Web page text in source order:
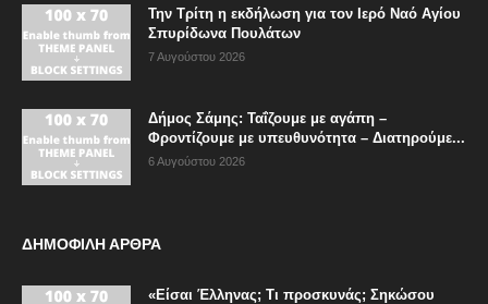
Την Τρίτη η εκδήλωση για τον Ιερό Ναό Αγίου
Σπυρίδωνα Πουλάτων
7 Αυγούστου 2026
Δήμος Σάμης: Ταΐζουμε με αγάπη –
Φροντίζουμε με υπευθυνότητα – Διατηρούμε...
6 Αυγούστου 2026
ΔΗΜΟΦΙΛΗ ΑΡΘΡΑ
«Είσαι Έλληνας; Τι προσκυνάς; Σηκώσου